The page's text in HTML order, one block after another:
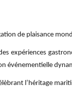
de plaisance
expériences
événementielle
l’héritage